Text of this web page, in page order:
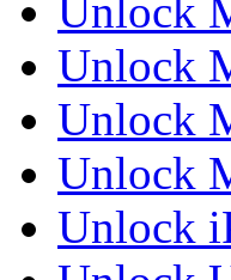
Unlock
Unlock
Unlock
Unlock
Unlock